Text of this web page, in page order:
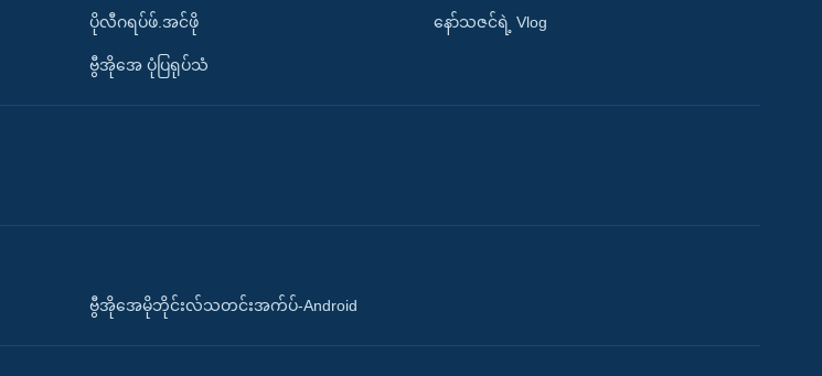
ပိုလီဂရပ်ဖ်.အင်ဖို
ဗွီအိုအေ ပုံပြရုပ်သံ
နော်သဇင်ရဲ့ Vlog
ဗွီအိုအေမိုဘိုင်းလ်သတင်းအက်ပ်-Android